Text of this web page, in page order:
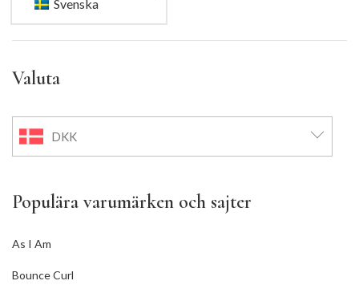
Svenska
Valuta
DKK
Populära varumärken och sajter
As I Am
Bounce Curl